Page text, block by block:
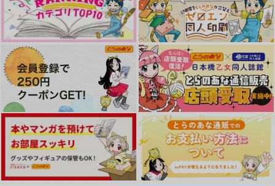
謳う紅うさぎ
専売 1,100円（税込）
鬼灯の冷徹 白澤×鬼灯
サンプル
カート
鎖骨エプロン
専売 787 円 （税込）
鬼灯の冷徹 白澤×鬼灯
サンプル
カート
極彩色
専売 6,820円 （税込）
鬼灯の冷徹 白澤×鬼灯
サンプル
カート